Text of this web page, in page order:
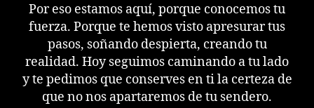
Por eso estamos aquí, porque conocemos tu
fuerza. Porque te hemos visto apresurar tus
pasos, soñando despierta, creando tu
realidad. Hoy seguimos caminando a tu lado
y te pedimos que conserves en ti la certeza de
que no nos apartaremos de tu sendero.